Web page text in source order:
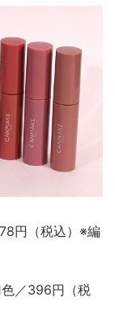
円（税込）※編
／396円（税